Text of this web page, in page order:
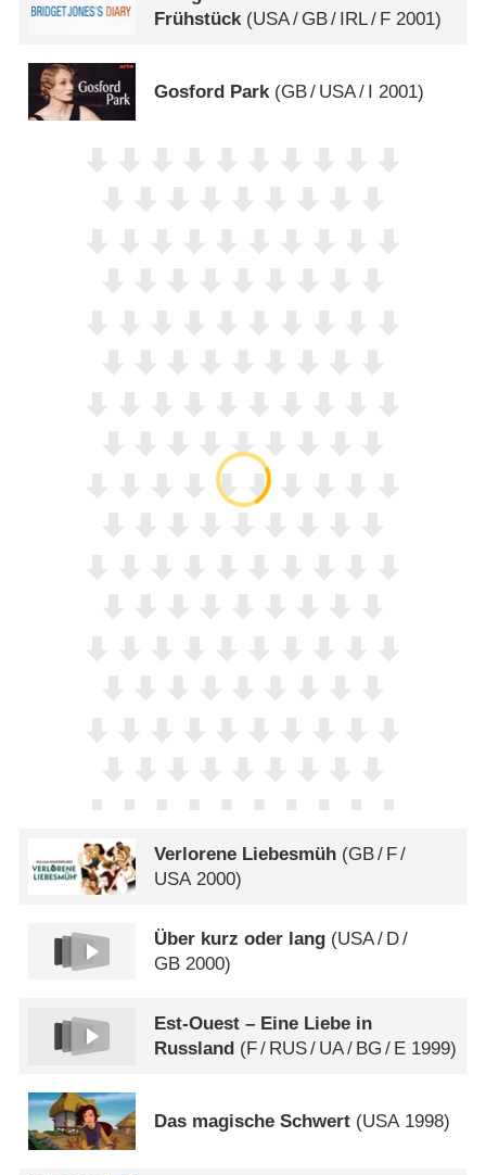
Frühstück(USA/ GB/ IRL/ F 2001)
Gosford Park (GB/ USA/ I 2001)
Verlorene Liebesmüh (GB/ F/
USA2000)
Über kurz oder lang (USA/ D/
GB 2000)
Est-Ouest – Eine Liebe in
Russland (F/ RUS/ UA/ BG / E 1999)
Das magische Schwert (USA1998)